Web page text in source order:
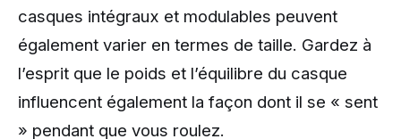
casques intégraux et modulables peuvent
également varier en termes de taille. Gardez à
l’esprit que le poids et l’équilibre du casque
influencent également la façon dont il se « sent
» pendant que vous roulez.